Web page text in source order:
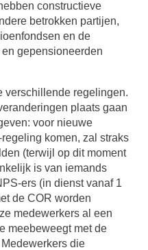
constructieve
betrokken partijen,
en de
gepensioneerden
verschillende regelingen.
plaats gaan
voor nieuwe
komen, zal straks
(terwijl op dit moment
is van iemands
ers (in dienst vanaf 1
de COR worden
medewerkers al een
meebeweegt met de
die